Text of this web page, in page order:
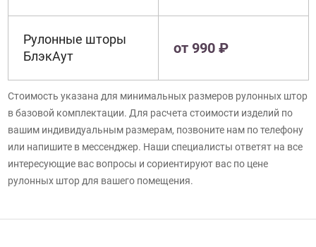
Рулонные шторы
БлэкАут
от 990 ₽
Стоимость указана для минимальных размеров рулонных штор
в базовой комплектации. Для расчета стоимости изделий по
вашим индивидуальным размерам, позвоните нам по телефону
или напишите в мессенджер. Наши специалисты ответят на все
интересующие вас вопросы и сориентируют вас по цене
рулонных штор для вашего помещения.